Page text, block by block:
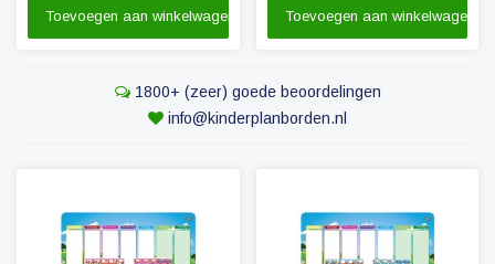
een set stiften en
Toevoegen aan winkelwagen
een set stiften en
Toevoegen aan winkelwagen
1800+ (zeer) goede beoordelingen
info@kinderplanborden.nl